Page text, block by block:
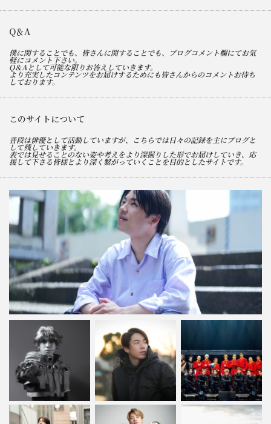
Q＆A
僕に関することでも、皆さんに関することでも、ブログコメント欄にてお気
軽にコメント下さい。
Q＆Aとして可能な限りお答えしていきます。
より充実したコンテンツをお届けするためにも皆さんからのコメントお待ち
しております。
このサイトについて
普段は俳優として活動していますが、こちらでは日々の記録を主にブログと
して残していきます。
表では見せることのない姿や考えをより深掘りした形でお届けしていき、応
援して下さる皆様とより深く繋がっていくことを目的としたサイトです。